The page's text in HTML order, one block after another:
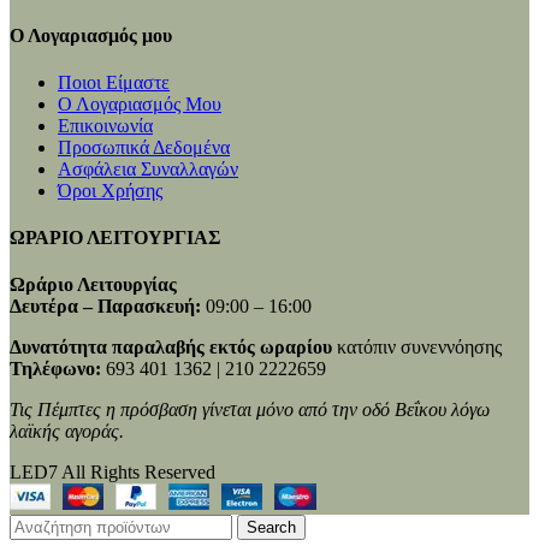
Ο Λογαριασμός μου
Ποιοι Είμαστε
Ο Λογαριασμός Μου
Επικοινωνία
Προσωπικά Δεδομένα
Ασφάλεια Συναλλαγών
Όροι Χρήσης
ΩΡΑΡΙΟ ΛΕΙΤΟΥΡΓΙΑΣ
Ωράριο Λειτουργίας
Δευτέρα – Παρασκευή: 09:00 – 16:00
Δυνατότητα παραλαβής εκτός ωραρίου κατόπιν συνεννόησης
Τηλέφωνο: 693 401 1362 | 210 2222659
Τις Πέμπτες η πρόσβαση γίνεται μόνο από την οδό Βεΐκου λόγω
λαϊκής αγοράς.
LED7 All Rights Reserved
Search